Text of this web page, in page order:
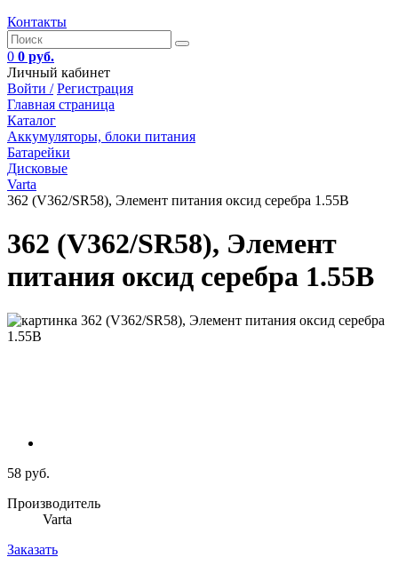
Контакты
0 0 руб.
Личный кабинет
Войти / Регистрация
Главная страница
Каталог
Аккумуляторы, блоки питания
Батарейки
Дисковые
Varta
362 (V362/SR58), Элемент питания оксид серебра 1.55В
362 (V362/SR58), Элемент
питания оксид серебра 1.55В
58 руб.
Производитель
Varta
Заказать